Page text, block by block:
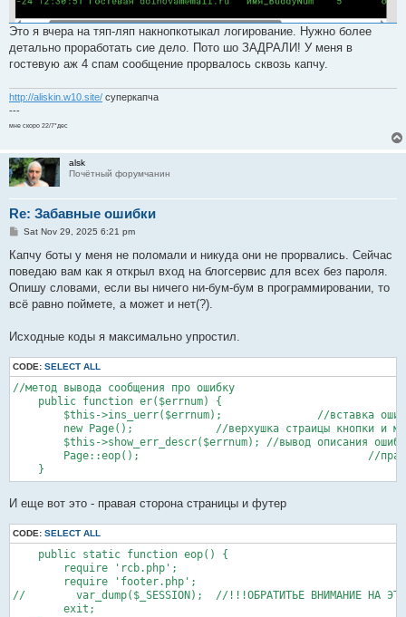
Это я вчера на тяп-ляп накнопкотыкал логирование. Нужно более
детально проработать сие дело. Пото шо ЗАДРАЛИ! У меня в
гостевую аж 4 спам сообщение прорвалось сквозь капчу.
http://aliskin.w10.site/ суперкапча
---
мне скоро 22/7*дес
alsk
Почётный форумчанин
Re: Забавные ошибки
P
s
Sat Nov 29, 2025 6:21 pm
Капчу боты у меня не поломали и никуда они не прорвались. Сейчас
поведаю вам как я открыл вход на блогсервис для всех без пароля.
Опишу словами, если вы ничего ни-бум-бум в программировании, то
всё равно поймете, а может и нет(?).
Исходные коды я максимально упростил.
CODE: SELECT ALL
//метод вывода сообщения про ошибку
    public function er($errnum) {
        $this->ins_uerr($errnum);   		//вставка ошибки в таблицу
        new Page();		//верхушка страицы кнопки и меню
        $this->show_err_descr($errnum);	//вывод описания ошибки
        Page::eop();        				//правая сторона и футер
И еще вот это - правая сторона страницы и футер
CODE: SELECT ALL
    public static function eop() {
        require 'rcb.php';
        require 'footer.php';
//        var_dump($_SESSION);	//!!!ОБРАТИТЬЕ ВНИМАНИЕ НА ЭТУ ЗАКОММЕНТИРОВАННУЮ СТРОЧКУ!!! и нижний exit
        exit;